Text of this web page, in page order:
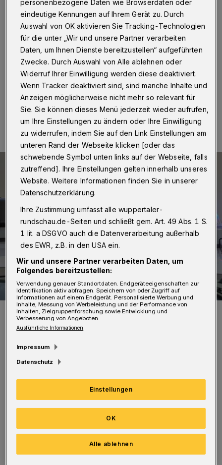
Wuppertal·Ein Fußgänger ist am Mittwoch (7.
Dezember 2022) gegen 20:45 Uhr auf der Gathe auf
Höhe der Bushaltestelle Karlsplatz von einem
schwarzen Kleinwagen der Marke VW angefahren
worden.
08.12.2022 , 16:00 Uhr Eine Minute Lesezeit
Symbolbild.
Foto: Christoph Petersen
Der 39-Jährige ging auf dem Fußweg in
Richtung Hofkamp, als der Kleinwagen vom
dortigen Taxistand anfuhr, den Fußgänger
touchierte und dadurch leicht verletzte. Der
Autofahrer entfernte sich von der Unfallstelle.
personenbezogene Daten wie Browserdaten oder
eindeutige Kennungen auf Ihrem Gerät zu. Durch
Auswahl von OK aktivieren Sie Tracking-Technologien
für die unter „Wir und unsere Partner verarbeiten
Daten, um Ihnen Dienste bereitzustellen“ aufgeführten
Zwecke. Durch Auswahl von Alle ablehnen oder
Widerruf Ihrer Einwilligung werden diese deaktiviert.
Wenn Tracker deaktiviert sind, sind manche Inhalte und
Anzeigen möglicherweise nicht mehr so relevant für
Sie. Sie können dieses Menü jederzeit wieder aufrufen,
um Ihre Einstellungen zu ändern oder Ihre Einwilligung
zu widerrufen, indem Sie auf den Link Einstellungen am
unteren Rand der Webseite klicken [oder das
schwebende Symbol unten links auf der Webseite, falls
zutreffend]. Ihre Einstellungen gelten innerhalb unseres
Website. Weitere Informationen finden Sie in unserer
Datenschutzerklärung.
Ihre Zustimmung umfasst alle wuppertaler-
rundschau.de-Seiten und schließt gem. Art. 49 Abs. 1 S.
1 lit. a DSGVO auch die Datenverarbeitung außerhalb
des EWR, z.B. in den USA ein.
Wir und unsere Partner verarbeiten Daten, um
Folgendes bereitzustellen:
Verwendung genauer Standortdaten. Endgeräteeigenschaften zur
Identifikation aktiv abfragen. Speichern von oder Zugriff auf
Informationen auf einem Endgerät. Personalisierte Werbung und
Inhalte, Messung von Werbeleistung und der Performance von
Inhalten, Zielgruppenforschung sowie Entwicklung und
Verbesserung von Angeboten.
Ausführliche Informationen
Impressum
Datenschutz
Einstellungen
Alle ablehnen
OK